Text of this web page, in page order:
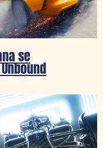
se